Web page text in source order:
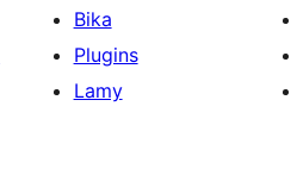
Bika
Plugins
Lamy